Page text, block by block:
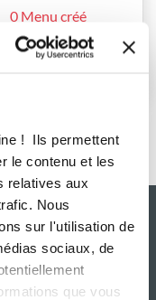
! Ils permettent
le contenu et les
relatives aux
Nous
sur l'utilisation de
sociaux, de
que vous
0 Menu créé